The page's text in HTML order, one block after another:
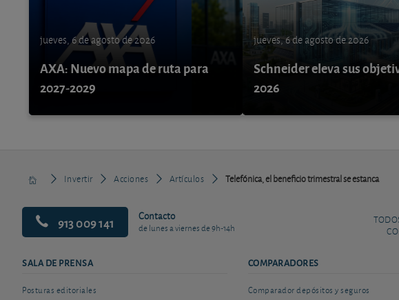
jueves, 6 de agosto de 2026
AXA: Nuevo mapa de ruta para
2027-2029
jueves, 6 de agosto de 2026
Schneider eleva sus
2026
Invertir Acciones Artículos Telefónica, el beneficio trimestral se estanca
913 009 141 Contacto
de lunes a viernes de 9h-14h
SALA DE PRENSA
Posturas editoriales
COMPARADORES
Comparador depósitos y seguros